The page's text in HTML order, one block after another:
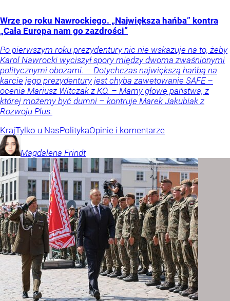
Wrze po roku Nawrockiego. „Największa hańba” kontra
„Cała Europa nam go zazdrości”
Po pierwszym roku prezydentury nic nie wskazuje na to, żeby
Karol Nawrocki wyciszył spory między dwoma zwaśnionymi
politycznymi obozami. – Dotychczas największą hańbą na
karcie jego prezydentury jest chyba zawetowanie SAFE –
ocenia Mariusz Witczak z KO. – Mamy głowę państwa, z
której możemy być dumni – kontruje Marek Jakubiak z
Rozwoju Plus.
KrajTylko u NasPolitykaOpinie i komentarze
Magdalena Frindt